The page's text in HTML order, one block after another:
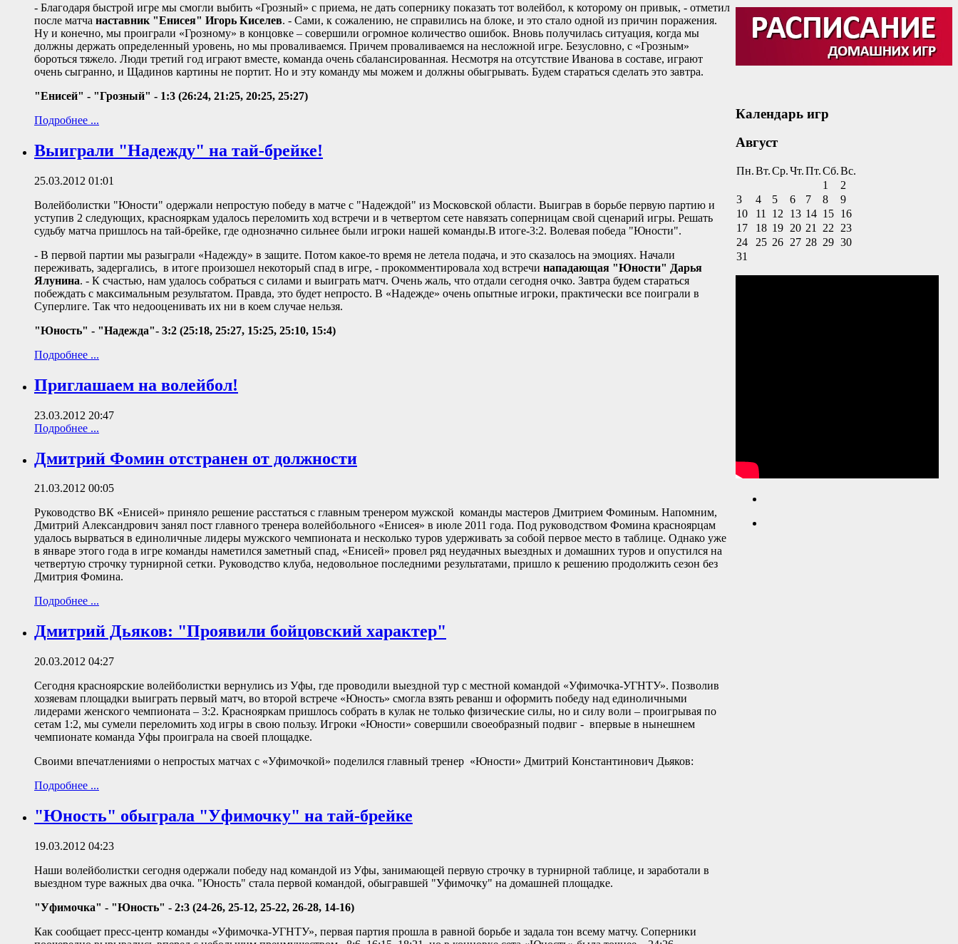
- Благодаря быстрой игре мы смогли выбить «Грозный» с приема, не дать сопернику показать тот волейбол, к которому он привык, - отметил
после матча наставник "Енисея" Игорь Киселев. - Сами, к сожалению, не справились на блоке, и это стало одной из причин поражения.
Ну и конечно, мы проиграли «Грозному» в концовке – совершили огромное количество ошибок. Вновь получилась ситуация, когда мы
должны держать определенный уровень, но мы проваливаемся. Причем проваливаемся на несложной игре. Безусловно, с «Грозным»
бороться тяжело. Люди третий год играют вместе, команда очень сбалансированная. Несмотря на отсутствие Иванова в составе, играют
очень сыгранно, и Щадинов картины не портит. Но и эту команду мы можем и должны обыгрывать. Будем стараться сделать это завтра.
"Енисей" - "Грозный" - 1:3 (26:24, 21:25, 20:25, 25:27)
Подробнее ...
Выиграли "Надежду" на тай-брейке!
25.03.2012 01:01
Волейболистки "Юности" одержали непростую победу в матче с "Надеждой" из Московской области. Выиграв в борьбе первую партию и
уступив 2 следующих, краснояркам удалось переломить ход встречи и в четвертом сете навязать соперницам свой сценарий игры. Решать
судьбу матча пришлось на тай-брейке, где однозначно сильнее были игроки нашей команды.В итоге-3:2. Волевая победа "Юности".
- В первой партии мы разыграли «Надежду» в защите. Потом какое-то время не летела подача, и это сказалось на эмоциях. Начали
переживать, задергались, в итоге произошел некоторый спад в игре, - прокомментировала ход встречи нападающая "Юности" Дарья
Ялунина. - К счастью, нам удалось собраться с силами и выиграть матч. Очень жаль, что отдали сегодня очко. Завтра будем стараться
побеждать с максимальным результатом. Правда, это будет непросто. В «Надежде» очень опытные игроки, практически все поиграли в
Суперлиге. Так что недооценивать их ни в коем случае нельзя.
"Юность" - "Надежда"- 3:2 (25:18, 25:27, 15:25, 25:10, 15:4)
Подробнее ...
Приглашаем на волейбол!
23.03.2012 20:47
Подробнее ...
Дмитрий Фомин отстранен от должности
21.03.2012 00:05
Руководство ВК «Енисей» приняло решение расстаться с главным тренером мужской команды мастеров Дмитрием Фоминым. Напомним,
Дмитрий Александрович занял пост главного тренера волейбольного «Енисея» в июле 2011 года. Под руководством Фомина красноярцам
удалось вырваться в единоличные лидеры мужского чемпионата и несколько туров удерживать за собой первое место в таблице. Однако уже
в январе этого года в игре команды наметился заметный спад, «Енисей» провел ряд неудачных выездных и домашних туров и опустился на
четвертую строчку турнирной сетки. Руководство клуба, недовольное последними результатами, пришло к решению продолжить сезон без
Дмитрия Фомина.
Подробнее ...
Дмитрий Дьяков: "Проявили бойцовский характер"
20.03.2012 04:27
Сегодня красноярские волейболистки вернулись из Уфы, где проводили выездной тур с местной командой «Уфимочка-УГНТУ». Позволив
хозяевам площадки выиграть первый матч, во второй встрече «Юность» смогла взять реванш и оформить победу над единоличными
лидерами женского чемпионата – 3:2. Краснояркам пришлось собрать в кулак не только физические силы, но и силу воли – проигрывая по
сетам 1:2, мы сумели переломить ход игры в свою пользу. Игроки «Юности» совершили своеобразный подвиг - впервые в нынешнем
чемпионате команда Уфы проиграла на своей площадке.
Своими впечатлениями о непростых матчах с «Уфимочкой» поделился главный тренер «Юности» Дмитрий Константинович Дьяков:
Подробнее ...
"Юность" обыграла "Уфимочку" на тай-брейке
19.03.2012 04:23
Наши волейболистки сегодня одержали победу над командой из Уфы, занимающей первую строчку в турнирной таблице, и заработали в
выездном туре важных два очка. "Юность" стала первой командой, обыгравшей "Уфимочку" на домашней площадке.
"Уфимочка" - "Юность" - 2:3 (24-26, 25-12, 25-22, 26-28, 14-16)
Как сообщает пресс-центр команды «Уфимочка-УГНТУ», первая партия прошла в равной борьбе и задала тон всему матчу. Соперники
Календарь игр
Август
Пн.Вт.Ср.Чт.Пт.Сб.Вс.
1
2
3
4 5 6 7 8
9
10
11 12 13 14 15 16
17
18 19 20 21 22
23
24
25 26 27 28 29 30
31